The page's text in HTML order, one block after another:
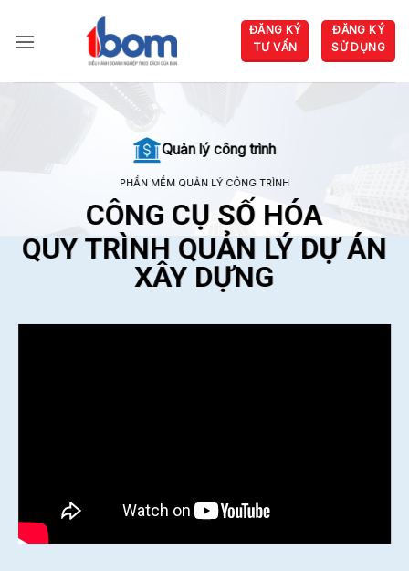
qua
dung
ĐĂNG KÝ
TƯ VẤN
ĐĂNG KÝ
SỬ DỤNG
Quản lý công trình
PHẦN MỀM QUẢN LÝ CÔNG TRÌNH
CÔNG CỤ SỐ HÓA
QUY TRÌNH QUẢN LÝ DỰ ÁN
XÂY DỰNG